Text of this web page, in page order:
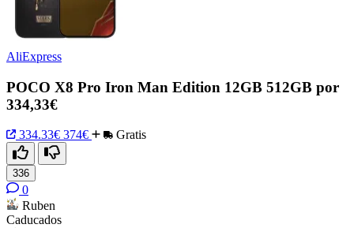
AliExpress
POCO X8 Pro Iron Man Edition 12GB 512GB por
334,33€
334.33€ 374€ Gratis
336
0
Ruben
Caducados